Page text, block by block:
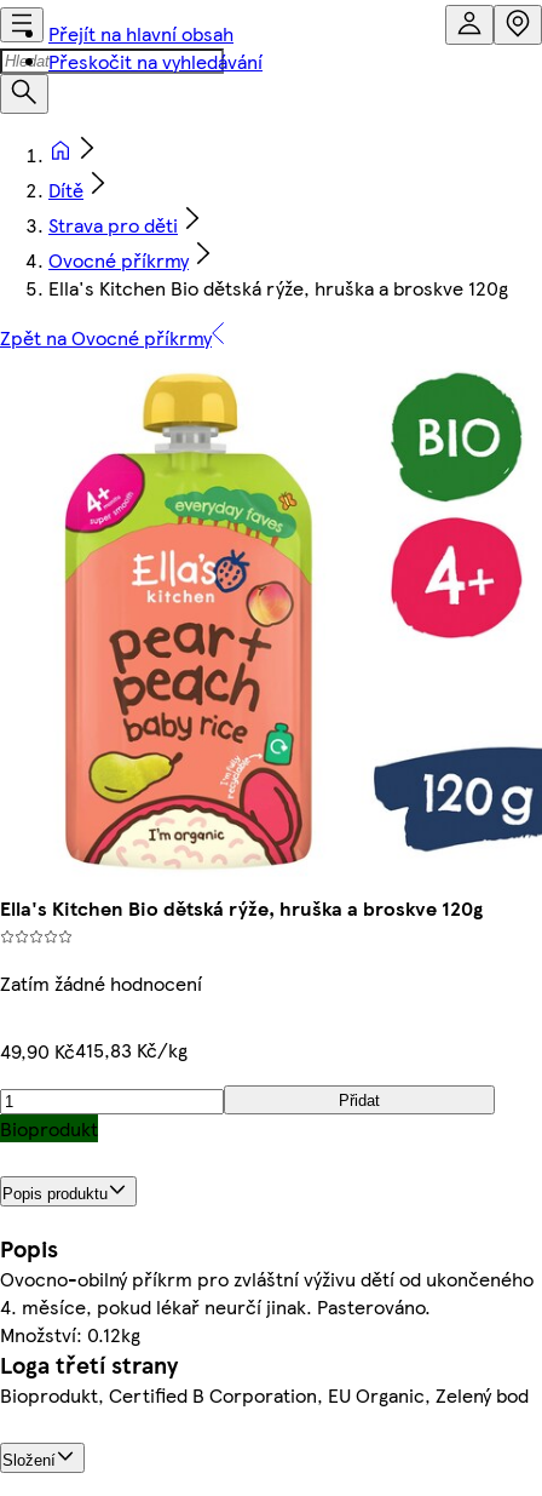
Přejít na hlavní obsah
Přeskočit na vyhledávání
Dítě
Strava pro děti
Ovocné příkrmy
Ella's Kitchen Bio dětská rýže, hruška a broskve 120g
Zpět na Ovocné příkrmy
Ella's Kitchen Bio dětská rýže, hruška a broskve 120g
Zatím žádné hodnocení
49,90 Kč415,83 Kč/kg
Přidat
Bioprodukt
Popis produktu
Popis
Ovocno-obilný příkrm pro zvláštní výživu dětí od ukončeného
4. měsíce, pokud lékař neurčí jinak. Pasterováno.
Množství: 0.12kg
Loga třetí strany
Bioprodukt, Certified B Corporation, EU Organic, Zelený bod
Složení